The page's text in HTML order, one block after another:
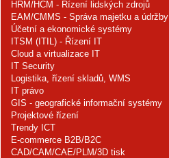
HRM/HCM - Řízení lidských zdrojů
EAM/CMMS - Správa majetku a údržby
Účetní a ekonomické systémy
ITSM (ITIL) - Řízení IT
Cloud a virtualizace IT
IT Security
Logistika, řízení skladů, WMS
IT právo
GIS - geografické informační systémy
Projektové řízení
Trendy ICT
E-commerce B2B/B2C
CAD/CAM/CAE/PLM/3D tisk